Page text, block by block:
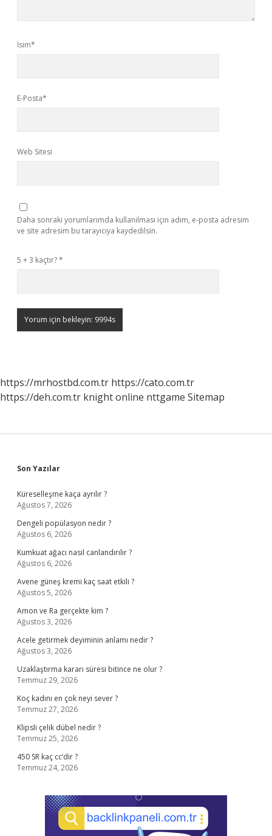
İsim*
E-Posta*
Web Sitesi
Daha sonraki yorumlarımda kullanılması için adım, e-posta adresim
ve site adresim bu tarayıcıya kaydedilsin.
5 + 3 kaçtır?*
https://mrhostbd.com.tr https://cato.com.tr
https://deh.com.tr knight online nttgame Sitemap
Sidebar
Son Yazılar
Küreselleşme kaça ayrılır ?
Ağustos 7, 2026
Dengeli popülasyon nedir ?
Ağustos 6, 2026
Kumkuat ağacı nasıl canlandırılır ?
Ağustos 6, 2026
Avene güneş kremi kaç saat etkili ?
Ağustos 5, 2026
Amon ve Ra gerçekte kim ?
Ağustos 3, 2026
Acele getirmek deyiminin anlamı nedir ?
Ağustos 3, 2026
Uzaklaştırma kararı süresi bitince ne olur ?
Temmuz 29, 2026
Koç kadını en çok neyi sever ?
Temmuz 27, 2026
Klipsli çelik dübel nedir ?
Temmuz 25, 2026
450 SR kaç cc’dir ?
Temmuz 24, 2026